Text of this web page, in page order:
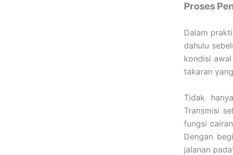
Proses
Dalam
dahulu
kondisi
takaran
Tidak
Transmisi
fungsi
Dengan
jalanan